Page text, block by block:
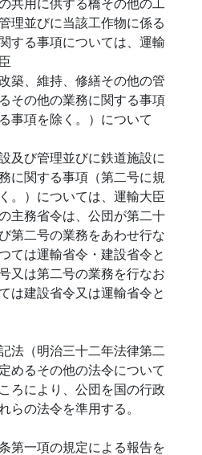
理並びに当該工作物に係る
する事項については、運輸
築、維持、修繕その他の管
その他の業務に関する事項
事項を除く。）について
及び管理並びに鉄道施設に
に関する事項（第二号に規
。）については、運輸大臣
主務省令は、公団が第二十
第二号の業務をあわせ行な
ては運輸省令・建設省令と
又は第二号の業務を行なお
は建設省令又は運輸省令と
法（明治三十二年法律第二
めるその他の法令について
ろにより、公団を国の行政
らの法令を準用する。
第一項の規定による報告を